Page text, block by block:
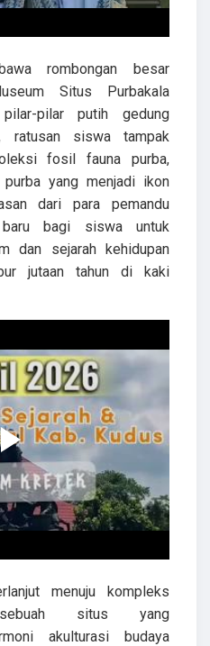
rombongan besar
Situs Purbakala
pilar putih gedung
ratusan siswa tampak
fosil fauna purba,
yang menjadi ikon
dari para pemandu
baru bagi siswa untuk
dan sejarah kehidupan
jutaan tahun di kaki
menuju kompleks
situs yang
akulturasi budaya